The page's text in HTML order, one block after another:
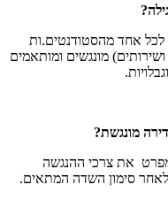
לכל אחד מהסטודנטים.ות
מונגשים ומותאמים
מונגשת?
את צרכי ההנגשה
סימון השדה המתאים.